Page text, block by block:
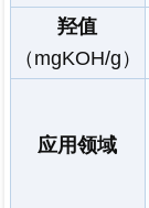
羟值
（mgKOH/g）
应用领域